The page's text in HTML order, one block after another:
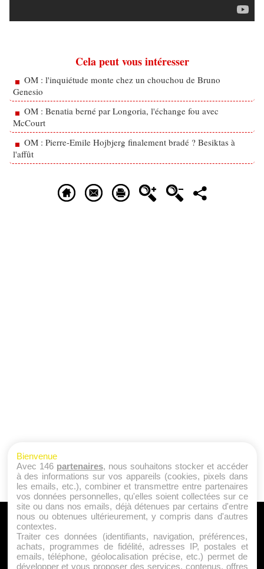
Cela peut vous intéresser
OM : l'inquiétude monte chez un chouchou de Bruno
Genesio
OM : Benatia berné par Longoria, l'échange fou avec
McCourt
OM : Pierre-Emile Hojbjerg finalement bradé ? Besiktas à
l'affût
A PROPOS
Qui sommes nous ?
Mentions Légales
Bienvenue
Avec 146 partenaires, nous souhaitons stocker et accéder
à des informations sur vos appareils (cookies, pixels dans
les emails, etc.), combiner et transmettre entre partenaires
vos données personnelles, qu'elles soient collectées sur ce
site ou dans nos emails, déjà détenues par certains d'entre
nous ou obtenues ultérieurement, y compris dans d'autres
contextes.
Traiter ces données (identifiants, navigation, préférences,
achats, programmes de fidélité, adresses IP, postales et
emails, téléphone, géolocalisation précise, etc.) permet de
développer et vous proposer des services, contenus, offres